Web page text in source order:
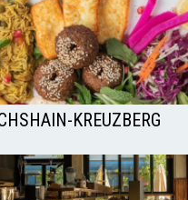
KREUZBERG